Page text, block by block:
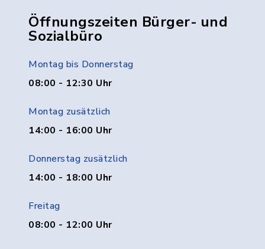
Öffnungszeiten Bürger- und
Sozialbüro
Montag bis Donnerstag
08:00 - 12:30 Uhr
Montag zusätzlich
14:00 - 16:00 Uhr
Donnerstag zusätzlich
14:00 - 18:00 Uhr
Freitag
08:00 - 12:00 Uhr